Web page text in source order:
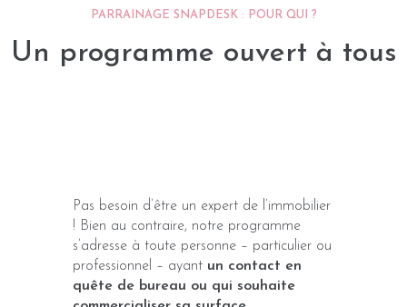
PARRAINAGE SNAPDESK : POUR QUI ?
Un programme ouvert à tous
Pas besoin d’être un expert de l’immobilier
! Bien au contraire, notre programme
s’adresse à toute personne – particulier ou
professionnel – ayant un contact en
quête de bureau ou qui souhaite